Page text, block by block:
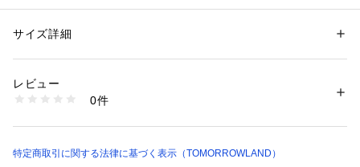
放したメゾンとして世界に大きく影響を及ぼした。
脱プラスティックを宣言し、ブランドの代表的なアイテムだっ
たビニール素材などの使用を中止し、新生クレージュをスター
※商品の色味は、商品単体または素材アップ画像をご確認くだ
性別：レディース
素材：レーヨン70％　ポリエステル30％
洗濯：手洗い、漂白不可、タンブル乾燥不可、自然乾燥、アイロン仕上げ
可、ドライ不可、ウエットクリーニング可
商品番号：1095000021082 （モール）
サイズ詳細
レビュー
0件
特定商取引に関する法律に基づく表示（TOMORROWLAND）